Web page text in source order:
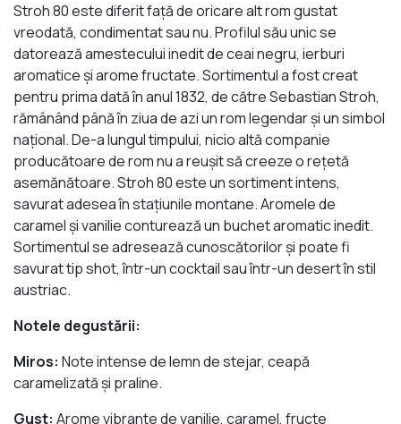
Stroh 80 este diferit faţă de oricare alt rom gustat
vreodată, condimentat sau nu. Profilul său unic se
datorează amestecului inedit de ceai negru, ierburi
aromatice şi arome fructate. Sortimentul a fost creat
pentru prima dată în anul 1832, de către Sebastian Stroh,
rămânând până în ziua de azi un rom legendar şi un simbol
naţional. De-a lungul timpului, nicio altă companie
producătoare de rom nu a reuşit să creeze o reţetă
asemănătoare. Stroh 80 este un sortiment intens,
savurat adesea în staţiunile montane. Aromele de
caramel şi vanilie conturează un buchet aromatic inedit.
Sortimentul se adresează cunoscătorilor şi poate fi
savurat tip shot, într-un cocktail sau într-un desert în stil
austriac.
Notele degustării:
Miros: Note intense de lemn de stejar, ceapă
caramelizată şi praline.
Gust: Arome vibrante de vanilie, caramel, fructe